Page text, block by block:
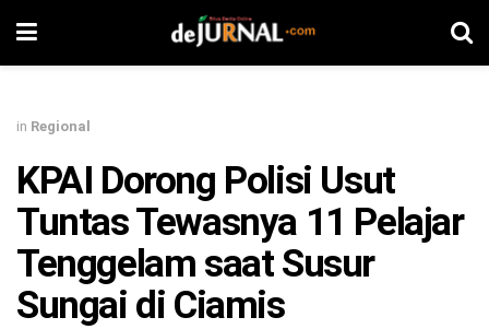
in Regional
KPAI Dorong Polisi Usut
Tuntas Tewasnya 11 Pelajar
Tenggelam saat Susur
Sungai di Ciamis